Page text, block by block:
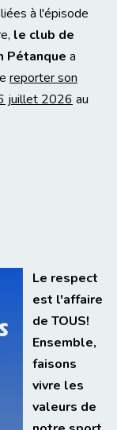
à l'épisode
le club de
Pétanque a
reporter son
juillet 2026 au
Le respect
est l'affaire
de TOUS!
Ensemble,
faisons
vivre les
valeurs de